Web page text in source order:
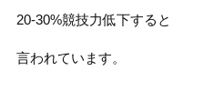
20-30%競技力低下すると
言われています。